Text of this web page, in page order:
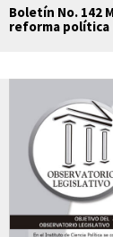
Boletín No. 142
reforma política